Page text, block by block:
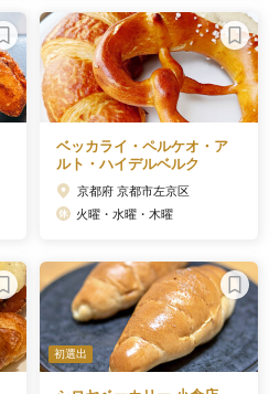
ベッカライ・ペルケオ・ア
ルト・ハイデルベルク
京都府 京都市左京区
火曜・水曜・木曜
初選出